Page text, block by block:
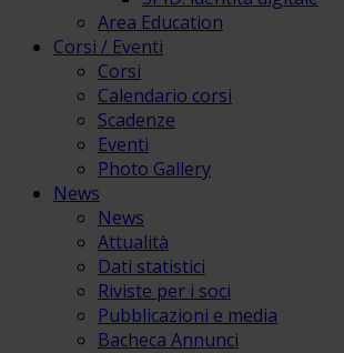
Area Education
Corsi / Eventi
Corsi
Calendario corsi
Scadenze
Eventi
Photo Gallery
News
News
Attualità
Dati statistici
Riviste per i soci
Pubblicazioni e media
Bacheca Annunci